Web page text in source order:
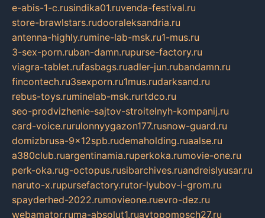
e-abis-1-c.rusindika01.ruvenda-festival.ru
store-brawlstars.rudooraleksandria.ru
antenna-highly.rumine-lab-msk.ru1-mus.ru
3-sex-porn.ruban-damn.rupurse-factory.ru
viagra-tablet.rufasbags.ruadler-jun.rubandamn.ru
fincontech.ru3sexporn.ru1mus.rudarksand.ru
rebus-toys.ruminelab-msk.rurtdco.ru
seo-prodvizhenie-sajtov-stroitelnyh-kompanij.ru
card-voice.rurulonnyygazon177.rusnow-guard.ru
domizbrusa-9x12spb.rudemaholding.ruaalse.ru
a380club.ruargentinamia.ruperkoka.rumovie-one.ru
perk-oka.rug-octopus.rusibarchives.ruandreislyusar.ru
naruto-x.rupursefactory.rutor-lyubov-i-grom.ru
spayderhed-2022.rumovieone.ruevro-dez.ru
webamator.ruma-absolut1.ruavtopomosch27.ru